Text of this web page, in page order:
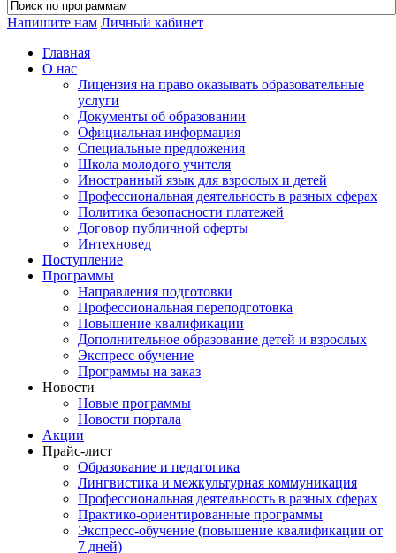
Напишите нам Личный кабинет
Главная
О нас
Лицензия на право оказывать образовательные
услуги
Документы об образовании
Официальная информация
Специальные предложения
Школа молодого учителя
Иностранный язык для взрослых и детей
Профессиональная деятельность в разных сферах
Политика безопасности платежей
Договор публичной оферты
Интехновед
Поступление
Программы
Направления подготовки
Профессиональная переподготовка
Повышение квалификации
Дополнительное образование детей и взрослых
Экспресс обучение
Программы на заказ
Новости
Новые программы
Новости портала
Акции
Прайс-лист
Образование и педагогика
Лингвистика и межкультурная коммуникация
Профессиональная деятельность в разных сферах
Практико-ориентированные программы
Экспресс-обучение (повышение квалификации от
7 дней)